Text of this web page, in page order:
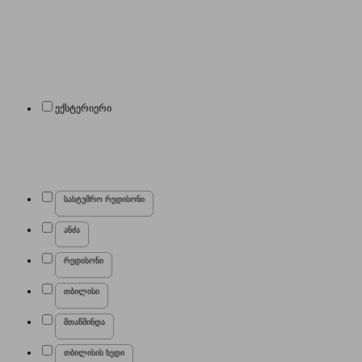
ექსტერიერი
სასტუმრო რედისონი
ანძა
რედისონი
თბილისი
მთაწმინდა
თბილისის ხედი